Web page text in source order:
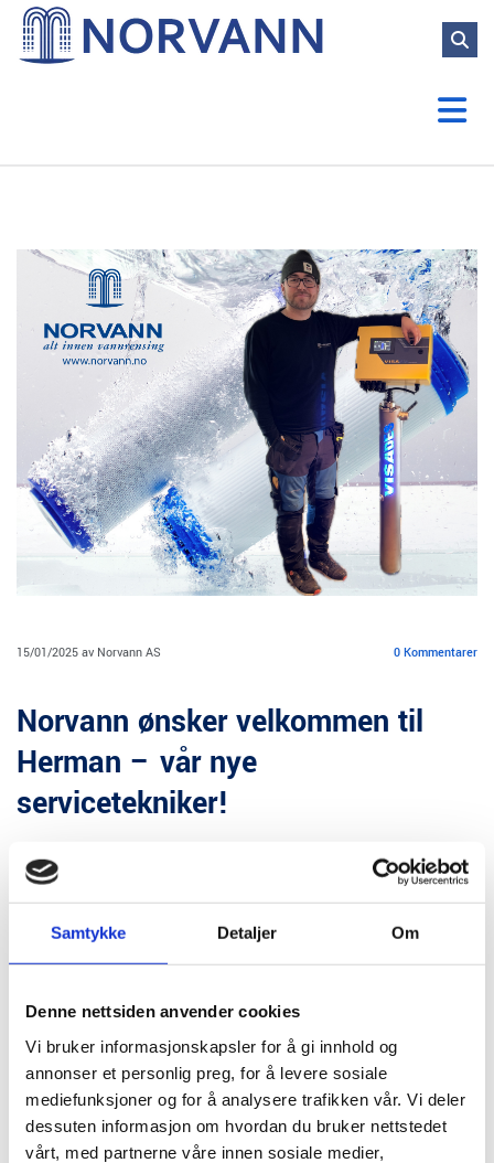
Samtykke Detaljer Om
Denne nettsiden anvender cookies
Vi bruker informasjonskapsler for å gi innhold og
annonser et personlig preg, for å levere sosiale
mediefunksjoner og for å analysere trafikken vår. Vi deler
dessuten informasjon om hvordan du bruker nettstedet
vårt, med partnerne våre innen sosiale medier,
15/01/2025 av Norvann AS 0 Kommentarer
Norvann ønsker velkommen til
Herman – vår nye
servicetekniker!
Hvorfor er service på vannrenseanlegg viktig?
Regelmessig service sikrer at vannbehandlingssystemet ditt fungerer
optimalt og har lang levetid.
Vi er stolte av å ønske Herman velkommen til Norvann AS-teamet. Herman
service av høyeste kvalitet.
Hvorfor er service på vannrenseanlegg viktig?
Regelmessig service sikrer at vannbehandlingssystemet ditt fungerer
optimalt og har lang levetid.
Det bidrar også til: